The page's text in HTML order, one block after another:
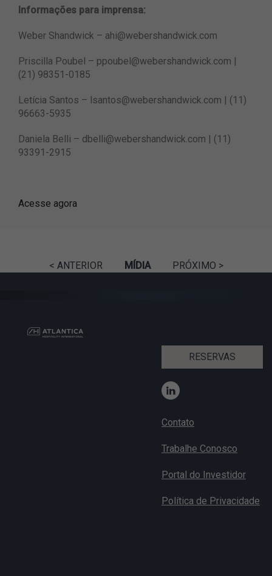
Informações para imprensa:
Weber Shandwick – ahi@webershandwick.com
Priscilla Poubel – ppoubel@webershandwick.com |
(21) 98351-0185
Letícia Santos – lsantos@webershandwick.com | (11)
96663-5935
Daniela Belli – dbelli@webershandwick.com | (11)
93391-2915
Acesse agora
< ANTERIOR MÍDIA PRÓXIMO >
RESERVAS
Contato
Trabalhe Conosco
Portal do Investidor
Política de Privacidade